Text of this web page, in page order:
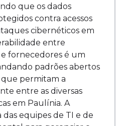
que os dados
contra acessos
cibernéticos em
entre
fornecedores é um
padrões abertos
permitam a
entre as diversas
em Paulínia. A
equipes de TI e de